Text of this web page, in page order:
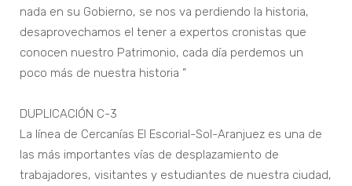
nada en su Gobierno, se nos va perdiendo la historia,
desaprovechamos el tener a expertos cronistas que
conocen nuestro Patrimonio, cada día perdemos un
poco más de nuestra historia ”
DUPLICACIÓN C-3
La línea de Cercanías El Escorial-Sol-Aranjuez es una de
las más importantes vías de desplazamiento de
trabajadores, visitantes y estudiantes de nuestra ciudad,